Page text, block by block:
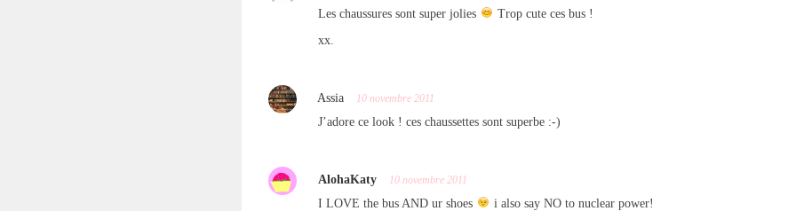
Les chaussures sont super jolies
Trop cute ces bus !
xx.
Assia 10 novembre 2011
J’adore ce look ! ces chaussettes sont superbe :-)
AlohaKaty 10 novembre 2011
I LOVE the bus AND ur shoes i also say NO to nuclear power!